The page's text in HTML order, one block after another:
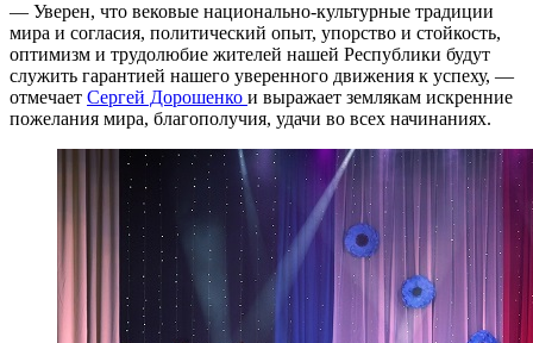
— Уверен, что вековые национально-культурные традиции
мира и согласия, политический опыт, упорство и стойкость,
оптимизм и трудолюбие жителей нашей Республики будут
служить гарантией нашего уверенного движения к успеху, —
отмечает Сергей Дорошенко и выражает землякам искренние
пожелания мира, благополучия, удачи во всех начинаниях.